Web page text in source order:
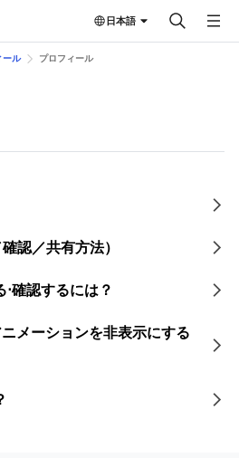
日本語
ール プロフィール
認／共有方法）​
確認するには？
メーションを非表示にする